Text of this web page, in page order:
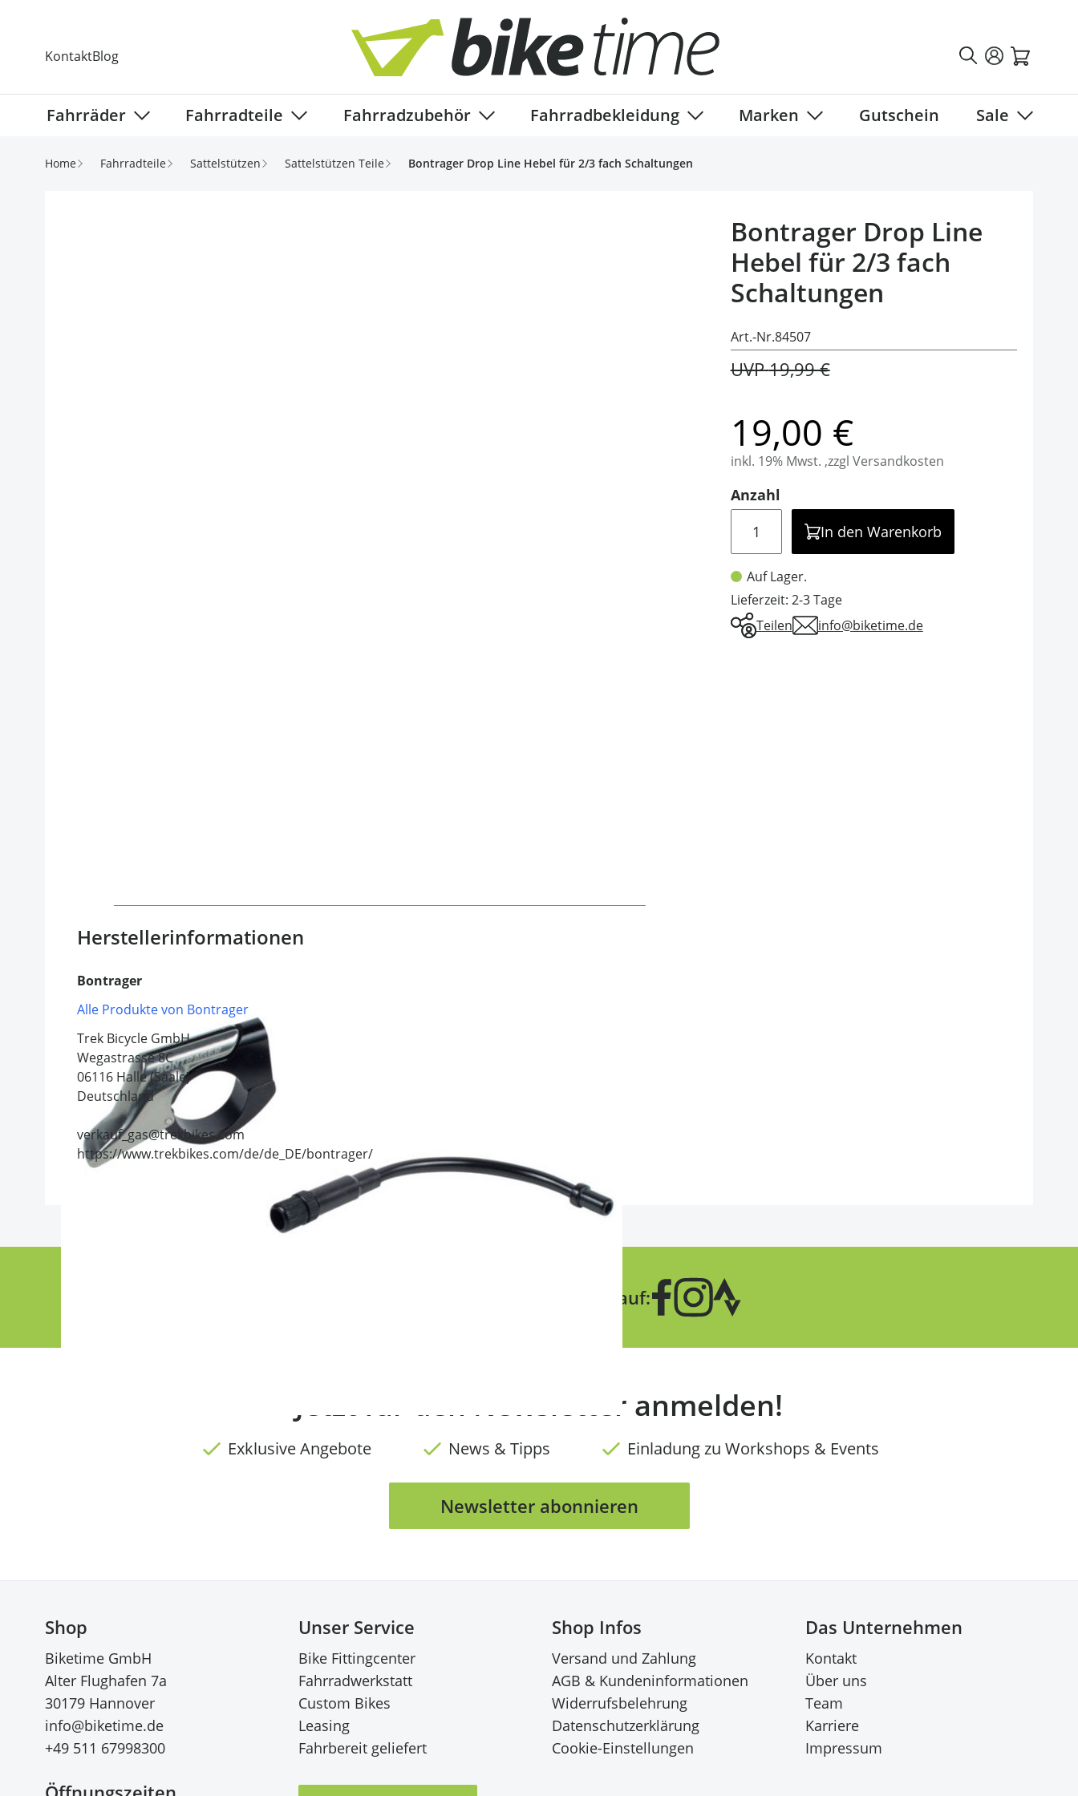
KontaktBlog
Fahrräder Fahrradteile Fahrradzubehör
Show submenu for Fahrradzubehör category
Fahrradbekleidung Marken Gutschein Sale
Home Fahrradteile Sattelstützen Sattelstützen Teile Bontrager Drop Line Hebel für 2/3 fach Schaltungen
Bontrager Drop Line
Hebel für 2/3 fach
Schaltungen
Art.-Nr.84507
UVP 19,99 €
19,00 €
inkl. 19% Mwst. ,zzgl Versandkosten
Anzahl
In den Warenkorb
Auf Lager.
Lieferzeit: 2-3 Tage
Teilen
info@biketime.de
Herstellerinformationen
Bontrager
Alle Produkte von Bontrager
Trek Bicycle GmbH
Wegastrasse 8C
06116 Halle (Saale)
Deutschland
verkauf_gas@trekbikes.com
https://www.trekbikes.com/de/de_DE/bontrager/
Folge uns auf:
Jetzt für den Newsletter anmelden!
Exklusive Angebote News & Tipps Einladung zu Workshops & Events
Newsletter abonnieren
Shop
Biketime GmbH
Alter Flughafen 7a
30179 Hannover
info@biketime.de
+49 511 67998300
Unser Service
Bike Fittingcenter
Fahrradwerkstatt
Custom Bikes
Leasing
Fahrbereit geliefert
Shop Infos
Versand und Zahlung
AGB & Kundeninformationen
Widerrufsbelehrung
Datenschutzerklärung
Cookie-Einstellungen
Das Unternehmen
Kontakt
Über uns
Team
Karriere
Impressum